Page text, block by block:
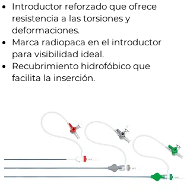
Introductor reforzado que ofrece
resistencia a las torsiones y
deformaciones.
Marca radiopaca en el introductor
para visibilidad ideal.
Recubrimiento hidrofóbico que
facilita la inserción.